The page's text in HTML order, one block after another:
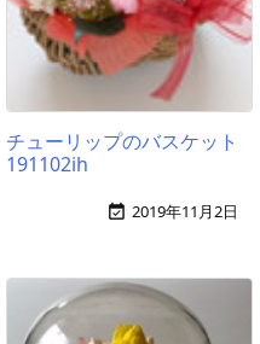
チューリップのバスケット
191102ih
 2019年11月2日